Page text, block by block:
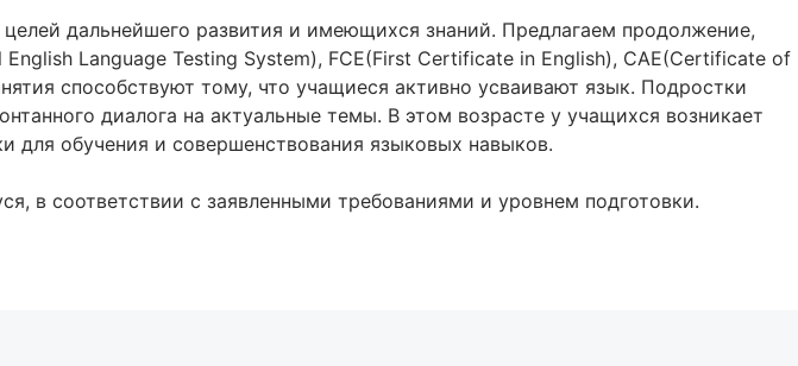
дальнейшего развития и имеющихся знаний. Предлагаем продолжение,
Language Testing System), FCE(First Certificate in English), CAE(Certificate of
способствуют тому, что учащиеся активно усваивают язык. Подростки
диалога на актуальные темы. В этом возрасте у учащихся возникает
для обучения и совершенствования языковых навыков.
в соответствии с заявленными требованиями и уровнем подготовки.